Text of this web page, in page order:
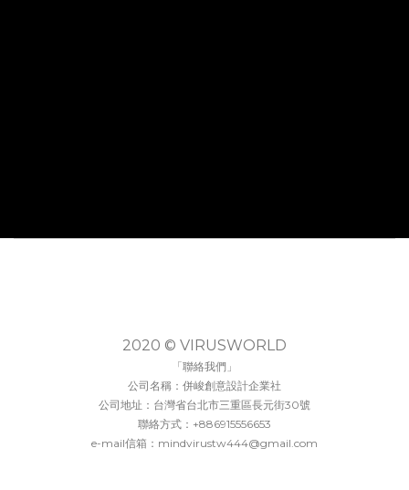
2020 © VIRUSWORLD
「聯絡我們」
公司名稱：併峻創意設計企業社
公司地址：台灣省台北市三重區長元街30號
聯絡方式：+886915556653
e-mail信箱：mindvirustw444@gmail.com